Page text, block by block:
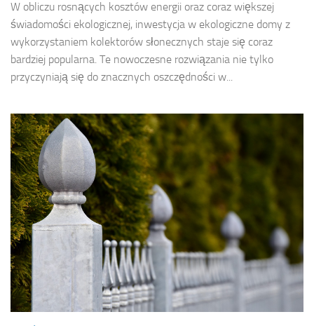
W obliczu rosnących kosztów energii oraz coraz większej
świadomości ekologicznej, inwestycja w ekologiczne domy z
wykorzystaniem kolektorów słonecznych staje się coraz
bardziej popularna. Te nowoczesne rozwiązania nie tylko
przyczyniają się do znacznych oszczędności w...